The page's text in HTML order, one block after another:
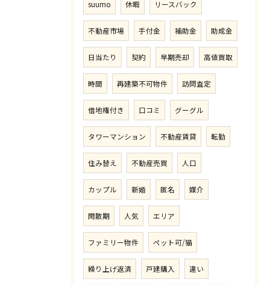
suumo 休暇 リースバック
不動産市場 手付金 補助金 助成金
日当たり 契約 早期売却 高値買取
時間 再建築不可物件 訪問査定
借地権付き 口コミ グーグル
タワーマンション 不動産賃貸 転勤
住み替え 不動産売買 人口
カップル 新婚 匿名 媒介
閑散期 人気 エリア
ファミリー物件 ペット可/猫
繰り上げ返済 戸建購入 違い